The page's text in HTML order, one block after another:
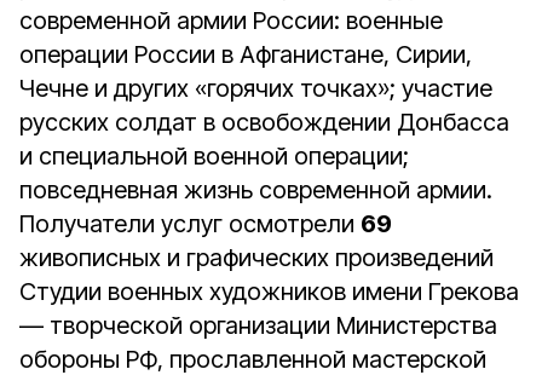
современной армии России: военные
операции России в Афганистане, Сирии,
Чечне и других «горячих точках»; участие
русских солдат в освобождении Донбасса
и специальной военной операции;
повседневная жизнь современной армии.
Получатели услуг осмотрели 69
живописных и графических произведений
Студии военных художников имени Грекова
— творческой организации Министерства
обороны РФ, прославленной мастерской